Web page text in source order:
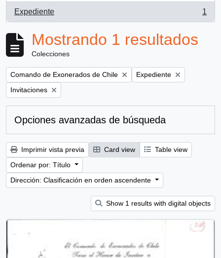
Expediente
, 1 resultados
1
Mostrando 1 resultados
Colecciones
Remove filter:
Comando de Exonerados de Chile Remove filter:
Expediente
Remove filter:
Invitaciones
Opciones avanzadas de búsqueda
Imprimir vista previa Card view
Table view
Ordenar por: Título
Dirección: Clasificación en orden ascendente
Show 1 results with digital objects